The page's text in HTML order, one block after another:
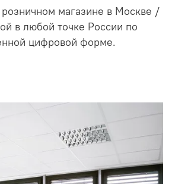
розничном магазине в Москве /
в любой точке России по
цифровой форме.